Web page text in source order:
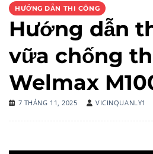
HƯỚNG DẪN THI CÔNG
Hướng dẫn
vữa chống
Welmax
7 THÁNG 11, 2025 VICINQUANLY1